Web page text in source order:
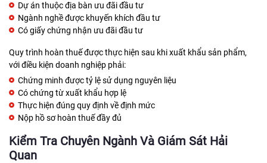
Dự án thuộc địa bàn ưu đãi đầu tư
Ngành nghề được khuyến khích đầu tư
Có giấy chứng nhận ưu đãi đầu tư
Quy trình hoàn thuế được thực hiện sau khi xuất khẩu sản phẩm,
với điều kiện doanh nghiệp phải:
Chứng minh được tỷ lệ sử dụng nguyên liệu
Có chứng từ xuất khẩu hợp lệ
Thực hiện đúng quy định về định mức
Nộp hồ sơ hoàn thuế đầy đủ
Kiểm Tra Chuyên Ngành Và Giám Sát Hải
Quan